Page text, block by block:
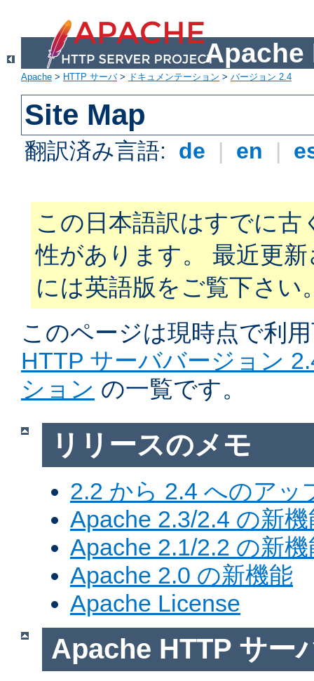
Apache
Apache > HTTP サーバ> ドキュメンテーション > バージョン 2.4
Site Map
翻訳済み言語: de | en |
この日本語訳はすでに古
性があります。 最近更
には英語版をご覧下さい
このページは現時点で利
HTTP サーババージョン
ション の一覧です。
リリースのメモ
2.2 から 2.4 へのアッ
Apache 2.3/2.4 の新機
Apache 2.1/2.2 の新機
Apache 2.0 の新機能
Apache License
Apache HTTP サー